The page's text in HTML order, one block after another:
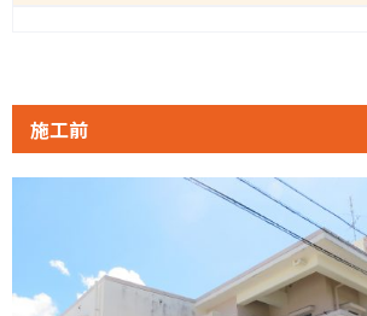
施工前